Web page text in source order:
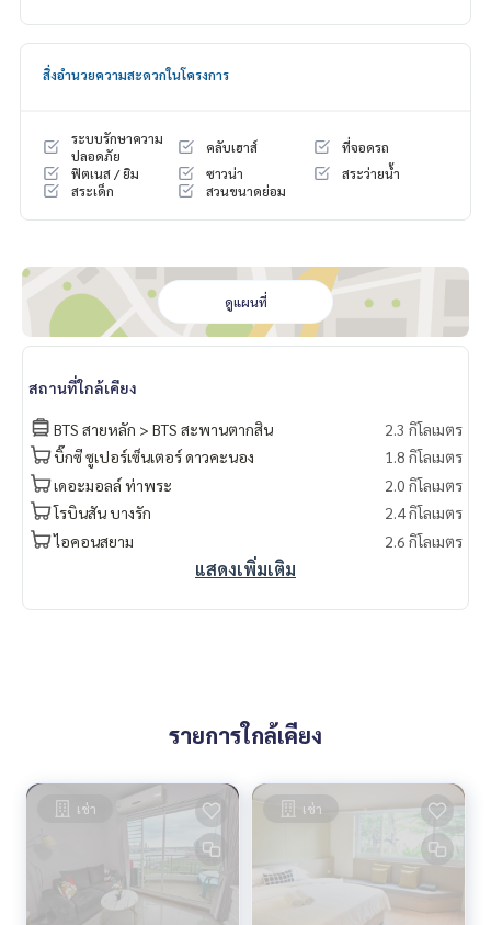
สิ่งอำนวยความสะดวกในโครงการ
ระบบรักษาความ
ปลอดภัย
คลับเฮาส์
ที่จอดรถ
ฟิตเนส / ยิม
ซาวน่า
สระว่ายน้ำ
สระเด็ก
สวนขนาดย่อม
ดูแผนที่
สถานที่ใกล้เคียง
BTS สายหลัก > BTS สะพานตากสิน
2.3 กิโลเมตร
บิ๊กซี ซูเปอร์เซ็นเตอร์ ดาวคะนอง
1.8 กิโลเมตร
เดอะมอลล์ ท่าพระ
2.0 กิโลเมตร
โรบินสัน บางรัก
2.4 กิโลเมตร
ไอคอนสยาม
2.6 กิโลเมตร
แสดงเพิ่มเติม
รายการใกล้เคียง
เช่า เช่า